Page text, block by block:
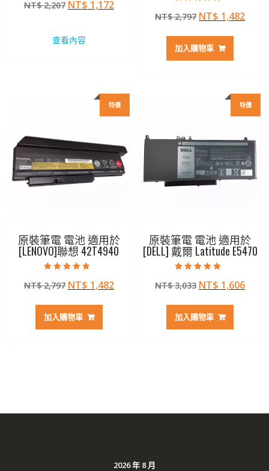
4.50
滿分 5
NT$2,207 原
格：
NT$ 1,172目
查看內容
5.00
滿分 5
NT$2,797 原
價
格：
NT$ 1,482目
加入購物車
特價
原裝筆電 電池 適用於
[LENOVO]聯想 42T4940
4.50
滿分 5
NT$2,797 原
價
格：
NT$ 1,482目
加入購物車
特價
原裝筆電 電池 適用於
[DELL] 戴爾 Latitude E5470
5.00
滿分 5
NT$3,033 原
價
格：
NT$ 1,606目
加入購物車
2026 年 8 月